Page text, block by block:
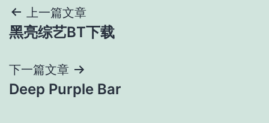
文
章
导
航
上一篇文章
黑亮综艺BT下载
下一篇文章
Deep Purple Bar